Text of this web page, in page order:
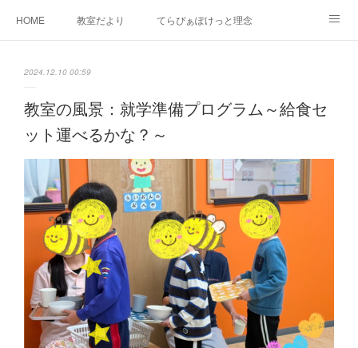
HOME 教室だより てらぴぁぽけっと理念
2024.12.10 00:59
教室の風景：就学準備プログラム～給食セ
ット運べるかな？～